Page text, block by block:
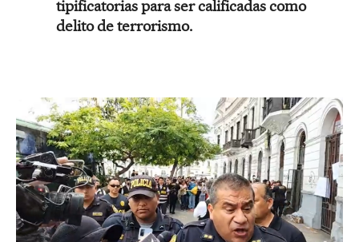
tipificatorias para ser calificadas como
delito de terrorismo.